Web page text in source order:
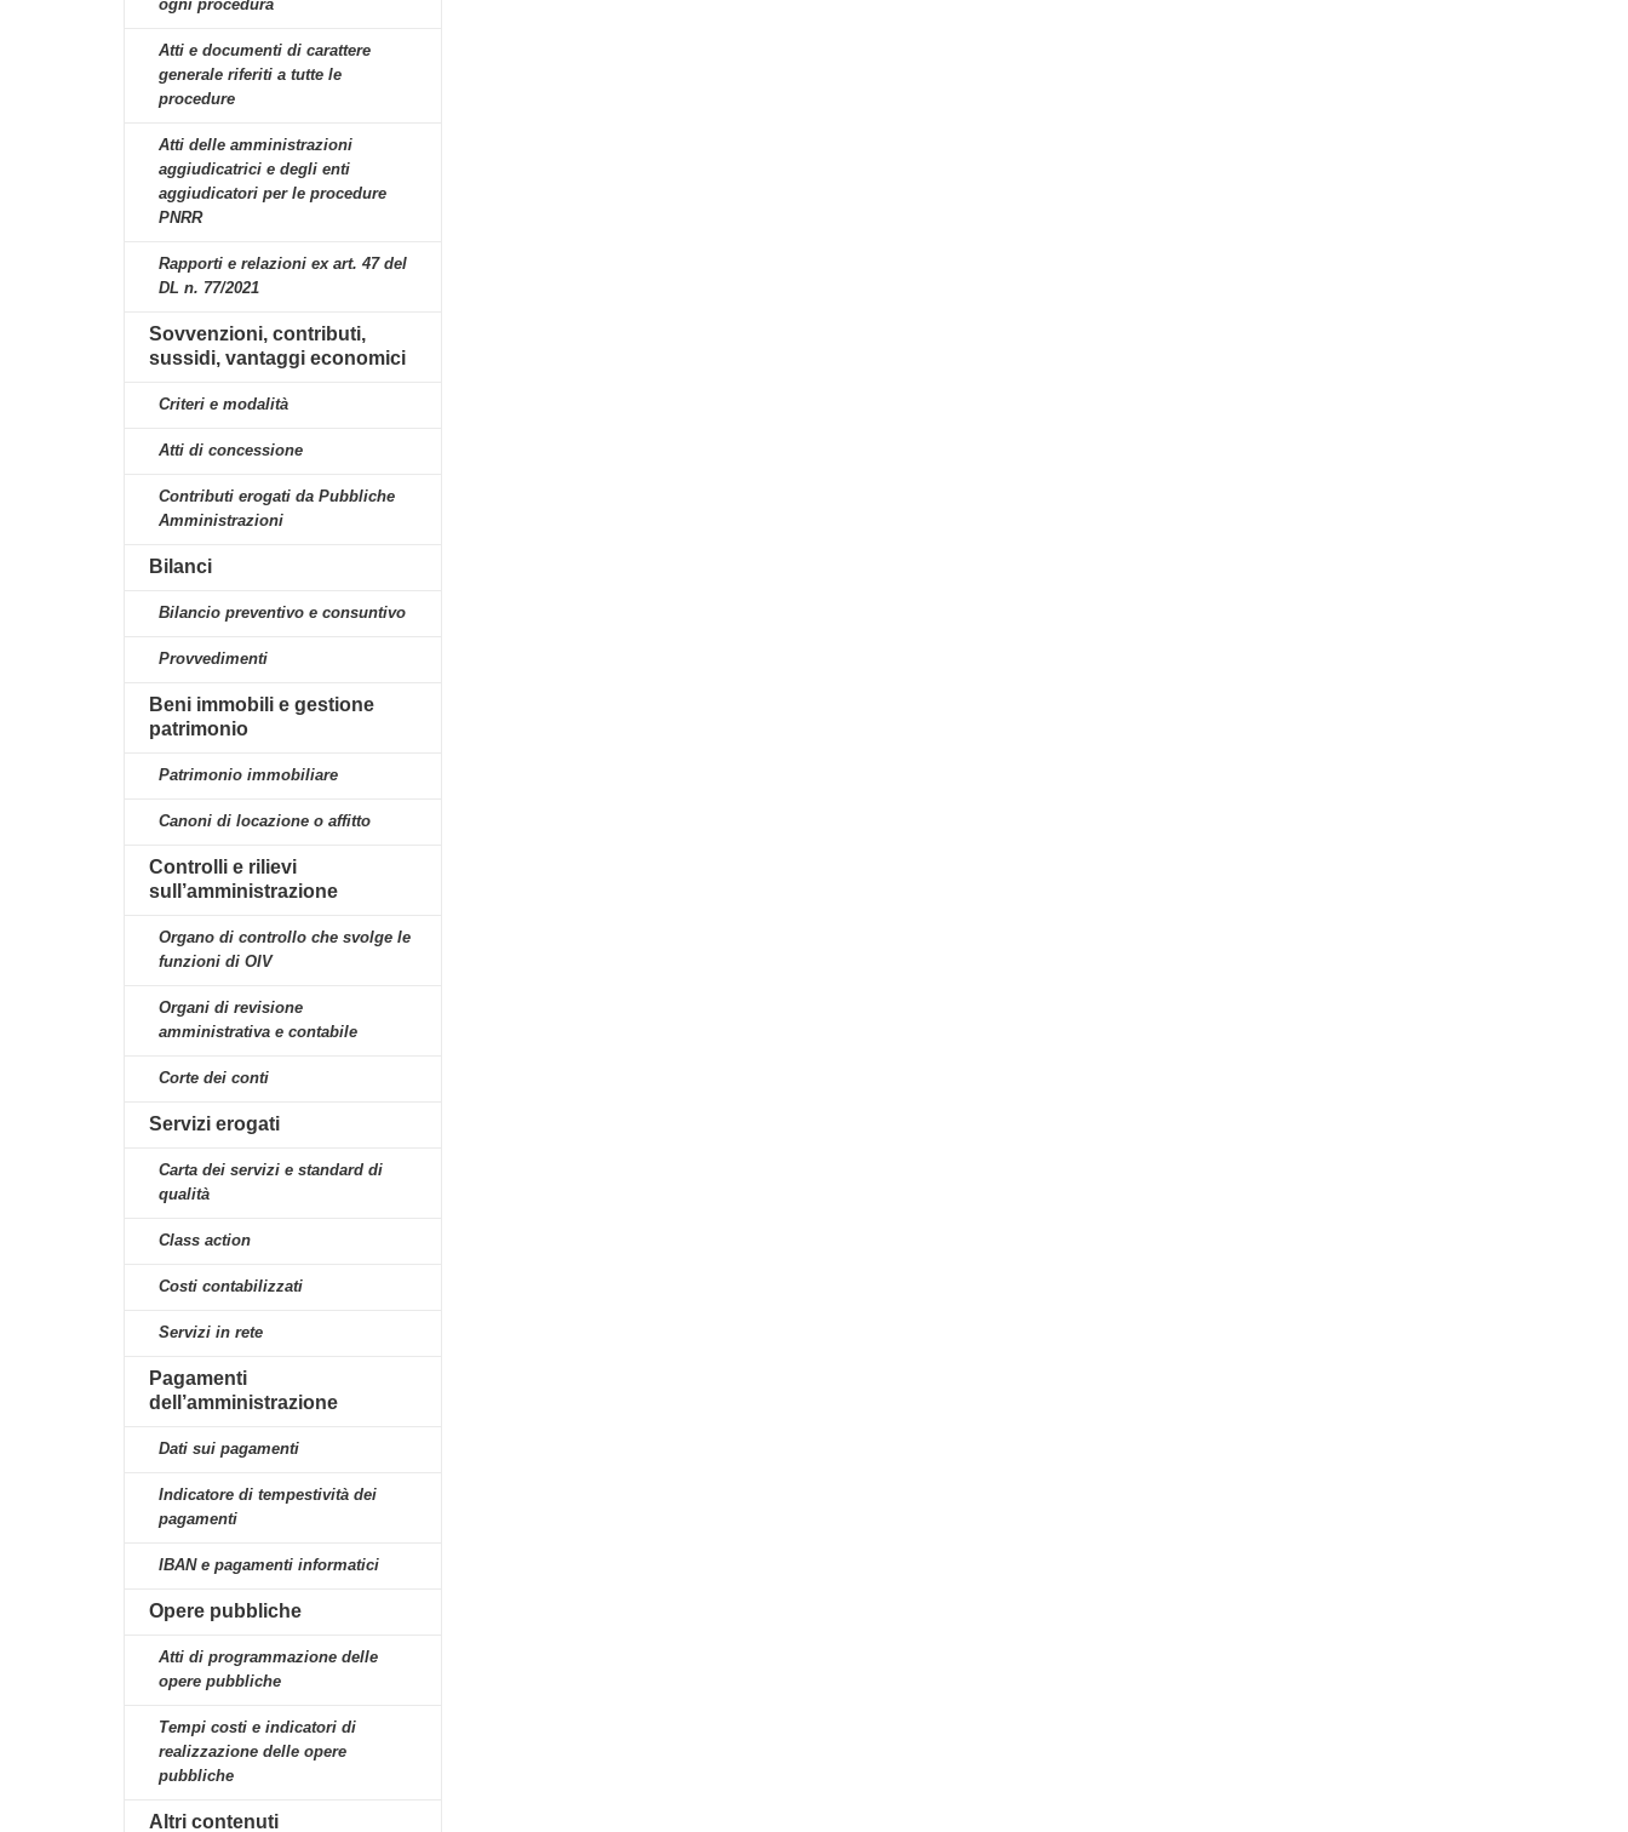
ogni procedura
Atti e documenti di carattere
generale riferiti a tutte le
procedure
Atti delle amministrazioni
aggiudicatrici e degli enti
aggiudicatori per le procedure
PNRR
Rapporti e relazioni ex art. 47 del
DL n. 77/2021
Sovvenzioni, contributi,
sussidi, vantaggi economici
Criteri e modalità
Atti di concessione
Contributi erogati da Pubbliche
Amministrazioni
Bilanci
Bilancio preventivo e consuntivo
Provvedimenti
Beni immobili e gestione
patrimonio
Patrimonio immobiliare
Canoni di locazione o affitto
Controlli e rilievi
sull’amministrazione
Organo di controllo che svolge le
funzioni di OIV
Organi di revisione
amministrativa e contabile
Corte dei conti
Servizi erogati
Carta dei servizi e standard di
qualità
Class action
Costi contabilizzati
Servizi in rete
Pagamenti
dell’amministrazione
Dati sui pagamenti
Indicatore di tempestività dei
pagamenti
IBAN e pagamenti informatici
Opere pubbliche
Atti di programmazione delle
opere pubbliche
Tempi costi e indicatori di
realizzazione delle opere
pubbliche
Altri contenuti